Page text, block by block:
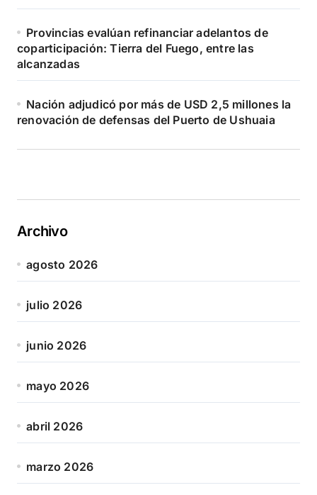
Provincias evalúan refinanciar adelantos de
coparticipación: Tierra del Fuego, entre las
alcanzadas
Nación adjudicó por más de USD 2,5 millones la
renovación de defensas del Puerto de Ushuaia
Archivo
agosto 2026
julio 2026
junio 2026
mayo 2026
abril 2026
marzo 2026